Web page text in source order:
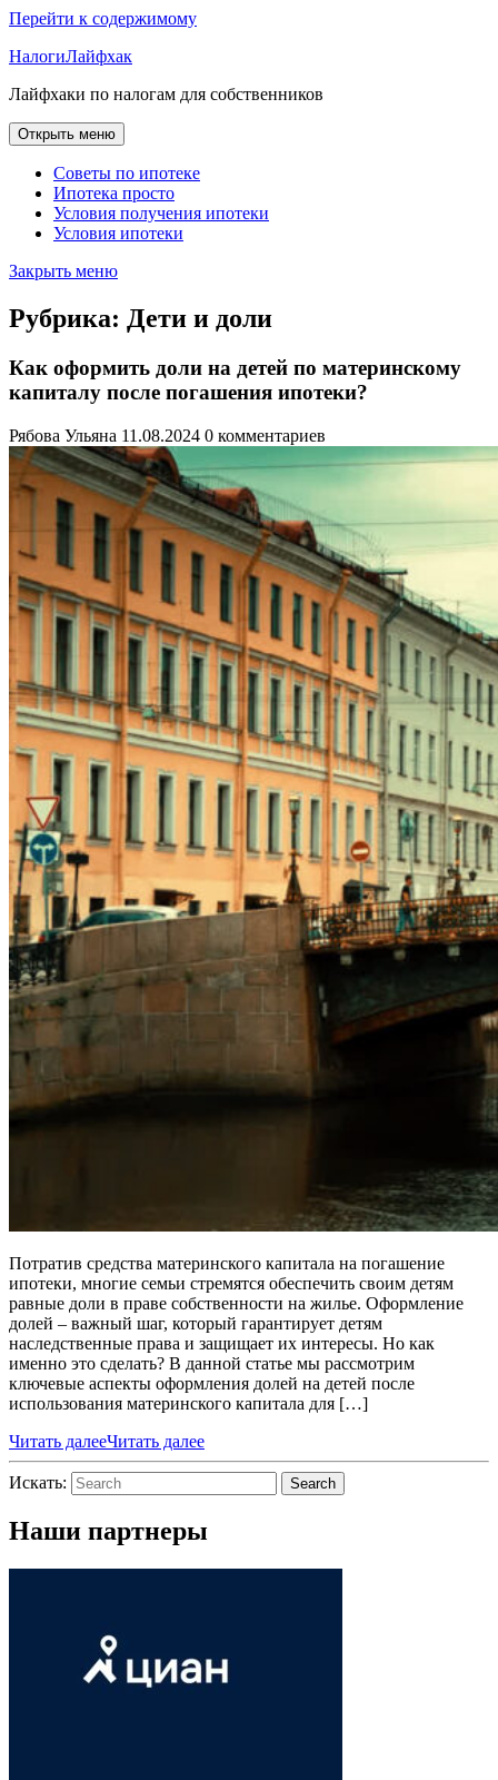
Перейти к содержимому
НалогиЛайфхак
Лайфхаки по налогам для собственников
Открыть меню
Советы по ипотеке
Ипотека просто
Условия получения ипотеки
Условия ипотеки
Закрыть меню
Рубрика: Дети и доли
Как оформить доли на детей по материнскому
капиталу после погашения ипотеки?
Рябова Ульяна 11.08.2024 0 комментариев
Потратив средства материнского капитала на погашение
ипотеки, многие семьи стремятся обеспечить своим детям
равные доли в праве собственности на жилье. Оформление
долей – важный шаг, который гарантирует детям
наследственные права и защищает их интересы. Но как
именно это сделать? В данной статье мы рассмотрим
ключевые аспекты оформления долей на детей после
использования материнского капитала для […]
Читать далееЧитать далее
Искать: Search
Наши партнеры